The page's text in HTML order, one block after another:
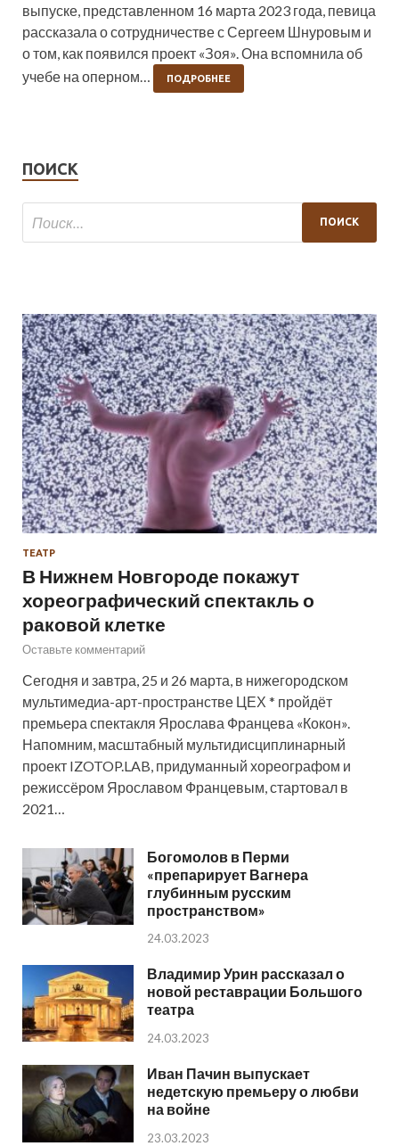
выпуске, представленном 16 марта 2023 года, певица
рассказала о сотрудничестве с Сергеем Шнуровым и
о том, как появился проект «Зоя». Она вспомнила об
учебе на оперном…
ПОДРОБНЕЕ
ПОИСК
ТЕАТР
В Нижнем Новгороде покажут
хореографический спектакль о
раковой клетке
Оставьте комментарий
Сегодня и завтра, 25 и 26 марта, в нижегородском
мультимедиа-арт-пространстве ЦЕХ * пройдёт
премьера спектакля Ярослава Францева «Кокон».
Напомним, масштабный мультидисциплинарный
проект IZOTOP.LAB, придуманный хореографом и
режиссёром Ярославом Францевым, стартовал в
2021…
Богомолов в Перми
«препарирует Вагнера
глубинным русским
пространством»
24.03.2023
Владимир Урин рассказал о
новой реставрации Большого
театра
24.03.2023
Иван Пачин выпускает
недетскую премьеру о любви
на войне
23.03.2023